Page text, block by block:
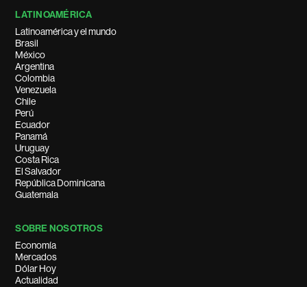
LATINOAMÉRICA
Latinoamérica y el mundo
Brasil
México
Argentina
Colombia
Venezuela
Chile
Perú
Ecuador
Panamá
Uruguay
Costa Rica
El Salvador
República Dominicana
Guatemala
SOBRE NOSOTROS
Economía
Mercados
Dólar Hoy
Actualidad